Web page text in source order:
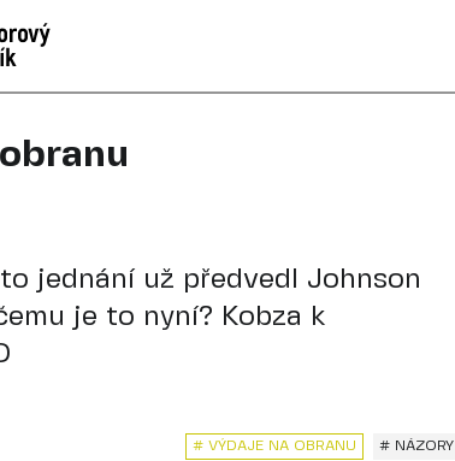
jednání už předvedl Johnson
je to nyní? Kobza k
# NÁZORY
# VÝDAJE NA OBRANU